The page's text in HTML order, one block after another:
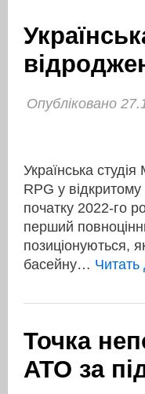
Опубліковано
Українська
RPG у
початку 2022-го
перший
позиціонуються,
басейну…
Точка
АТО за